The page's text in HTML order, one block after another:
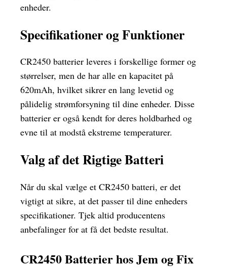
enheder.
Specifikationer og Funktioner
CR2450 batterier leveres i forskellige former og
størrelser, men de har alle en kapacitet på
620mAh, hvilket sikrer en lang levetid og
pålidelig strømforsyning til dine enheder. Disse
batterier er også kendt for deres holdbarhed og
evne til at modstå ekstreme temperaturer.
Valg af det Rigtige Batteri
Når du skal vælge et CR2450 batteri, er det
vigtigt at sikre, at det passer til dine enheders
specifikationer. Tjek altid producentens
anbefalinger for at få det bedste resultat.
CR2450 Batterier hos Jem og Fix